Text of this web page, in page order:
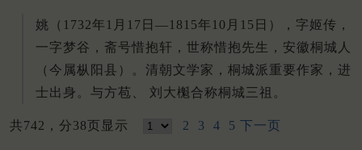
姚（1732年1月17日—1815年10月15日），字姬传，
一字梦谷，斋号惜抱轩，世称惜抱先生，安徽桐城人
（今属枞阳县）。清朝文学家，桐城派重要作家，进
士出身。与方苞、 刘大櫆合称桐城三祖。
共742，分38页显示 2 3 4 5 下一页